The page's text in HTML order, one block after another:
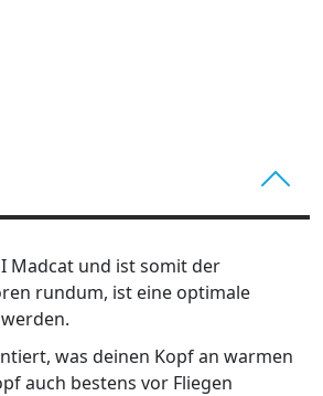
Madcat und ist somit der
rundum, ist eine optimale
was deinen Kopf an warmen
auch bestens vor Fliegen